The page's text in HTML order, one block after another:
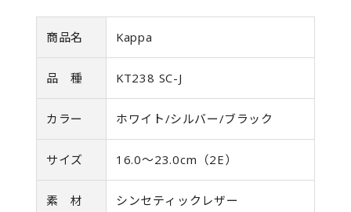
商品名 Kappa
品 種 KT238 SC-J
カラー ホワイト/シルバー/ブラック
サイズ 16.0〜23.0cm（2E）
素 材 シンセティックレザー